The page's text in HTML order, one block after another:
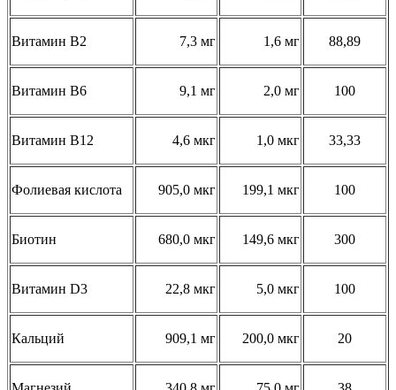
Витамин B2 7,3 мг 1,6 мг 88,89
Витамин B6 9,1 мг 2,0 мг 100
Витамин B12 4,6 мкг 1,0 мкг 33,33
Фолиевая кислота 905,0 мкг 199,1 мкг 100
Биотин 680,0 мкг 149,6 мкг 300
Витамин D3 22,8 мкг 5,0 мкг 100
Кальций 909,1 мг 200,0 мкг 20